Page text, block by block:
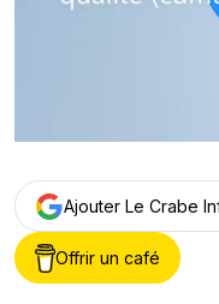
Ajouter Le Crabe
Offrir un café